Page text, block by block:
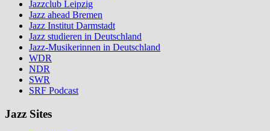
Jazzclub Leipzig
Jazz ahead Bremen
Jazz Institut Darmstadt
Jazz studieren in Deutschland
Jazz-Musikerinnen in Deutschland
WDR
NDR
SWR
SRF Podcast
Jazz Sites